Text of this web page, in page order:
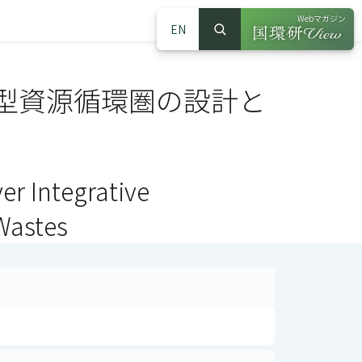
EN
サイト内検索
検索
Webマガジン
（別ウインドウ
資源循環圏の設計と
Integrative